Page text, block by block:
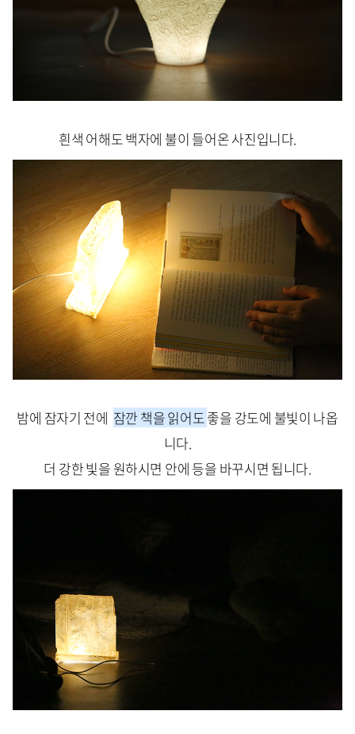
흰색 어해도 백자에 불이 들어온 사진입니다.
밤에 잠자기 전에 잠깐 책을 읽어도좋을 강도에 불빛이 나옵
니다.
더 강한 빛을 원하시면 안에 등을 바꾸시면 됩니다.